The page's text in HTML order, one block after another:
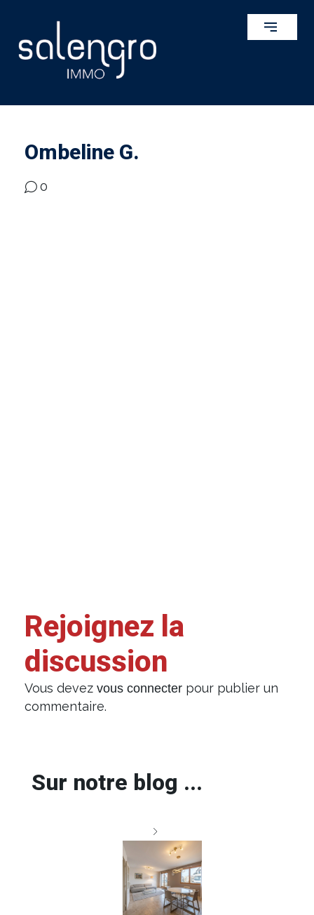
Ombeline G.
0
Rejoignez la
discussion
Vous devez vous connecter pour publier un
commentaire.
Sur notre blog ...